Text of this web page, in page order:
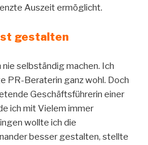
Auszeit ermöglicht.
gestalten
selbständig machen. Ich
PR-Beraterin ganz wohl. Doch
Geschäftsführerin einer
ich mit Vielem immer
wollte ich die
besser gestalten, stellte